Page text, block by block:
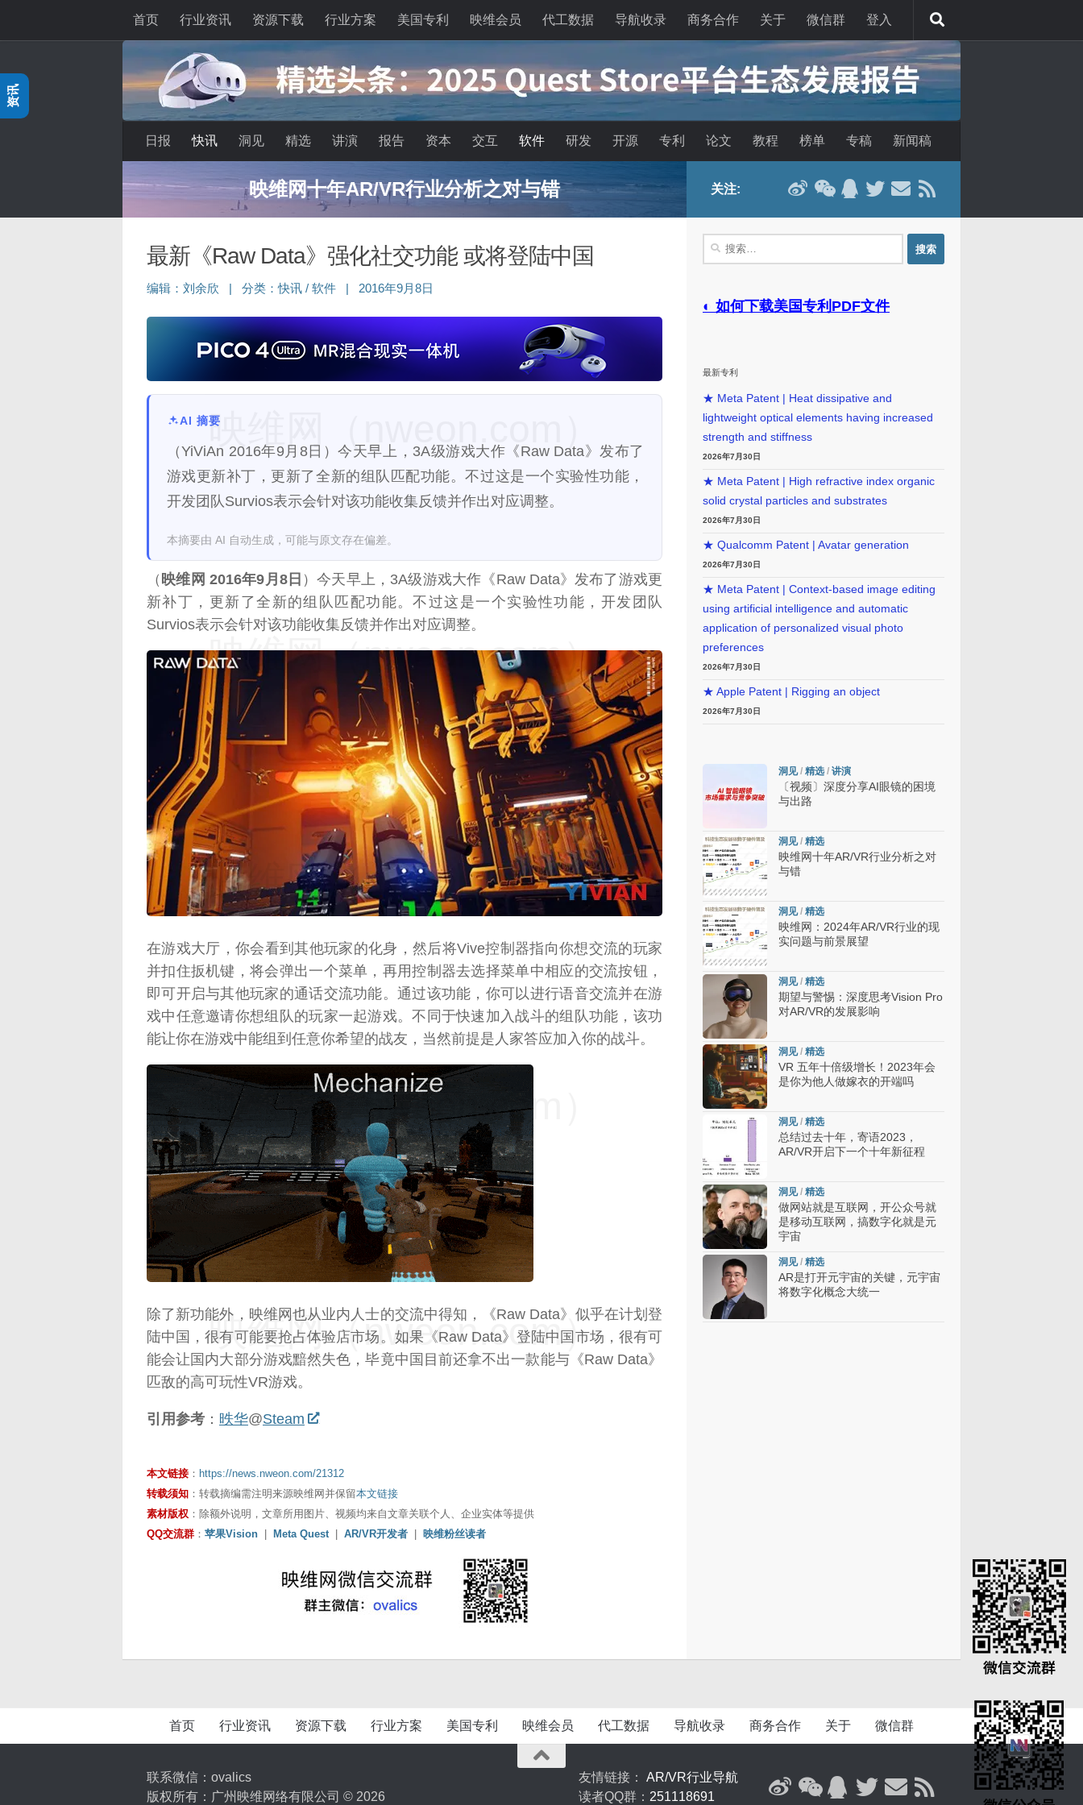
首页 行业资讯 资源下载 行业方案 美国专利 映维会员 代工数据 导航收录 商务合作 关于 微信群 登入
日报 快讯 洞见 精选 讲演 报告 资本 交互 软件 研发 开源 专利 论文 教程 榜单 专稿 新闻稿
映维网十年AR/VR行业分析之对与错
最新《Raw Data》强化社交功能 或将登陆中国
编辑： 刘余欣 分类：快讯 / 软件 2016年9月8日
AI 摘要
（YiViAn 2016年9月8日）今天早上，3A级游戏大作《Raw Data》发布了
游戏更新补丁，更新了全新的组队匹配功能。不过这是一个实验性功能，
开发团队Survios表示会针对该功能收集反馈并作出对应调整。
本摘要由 AI 自动生成，可能与原文存在偏差。
（ 映维网 2016年9月8日 ）今天早上，3A级游戏大作《Raw Data》发布了游戏更
新补丁，更新了全新的组队匹配功能。不过这是一个实验性功能，开发团队
Survios表示会针对该功能收集反馈并作出对应调整。
在游戏大厅，你会看到其他玩家的化身，然后将Vive控制器指向你想交流的玩家
并扣住扳机键，将会弹出一个菜单，再用控制器去选择菜单中相应的交流按钮，
即可开启与其他玩家的通话交流功能。通过该功能，你可以进行语音交流并在游
戏中任意邀请你想组队的玩家一起游戏。不同于快速加入战斗的组队功能，该功
能让你在游戏中能组到任意你希望的战友，当然前提是人家答应加入你的战斗。
除了新功能外，映维网也从业内人士的交流中得知，《Raw Data》似乎在计划登
陆中国，很有可能要抢占体验店市场。如果《Raw Data》登陆中国市场，很有可
能会让国内大部分游戏黯然失色，毕竟中国目前还拿不出一款能与《Raw Data》
匹敌的高可玩性VR游戏。
引用参考 ： 昳华@Steam
映维网（nweon.com）
映维网（nweon.com）
映维网（nweon.com）
映维网（nweon.com）
映维网（nweon.com）
本文链接 ： https://news.nweon.com/21312
转载须知 ：转载摘编需注明来源映维网并保留本文链接
素材版权 ：除额外说明，文章所用图片、视频均来自文章关联个人、企业实体等提供
QQ交流群 ： 苹果Vision | Meta Quest | AR/VR开发者 | 映维粉丝读者
关注:
搜
索：
◐ 如何下载美国专利PDF文件
最新专利
★ Meta Patent | Heat dissipative and
lightweight optical elements having increased
strength and stiffness
2026年7月30日
★ Meta Patent | High refractive index organic
solid crystal particles and substrates
2026年7月30日
★ Qualcomm Patent | Avatar generation
2026年7月30日
★ Meta Patent | Context-based image editing
using artificial intelligence and automatic
application of personalized visual photo
preferences
2026年7月30日
★ Apple Patent | Rigging an object
2026年7月30日
洞见/ 精选 / 讲演
〔视频〕深度分享AI眼镜的困境
与出路
洞见/ 精选
映维网十年AR/VR行业分析之对
与错
洞见/ 精选
映维网：2024年AR/VR行业的现
实问题与前景展望
洞见/ 精选
期望与警惕：深度思考Vision Pro
对AR/VR的发展影响
洞见/ 精选
VR 五年十倍级增长！2023年会
是你为他人做嫁衣的开端吗
洞见/ 精选
总结过去十年，寄语2023，
AR/VR开启下一个十年新征程
洞见/ 精选
做网站就是互联网，开公众号就
是移动互联网，搞数字化就是元
宇宙
洞见/ 精选
AR是打开元宇宙的关键，元宇宙
将数字化概念大统一
首页 行业资讯 资源下载 行业方案 美国专利 映维会员 代工数据 导航收录 商务合作 关于 微信群
联系微信：ovalics
版权所有：广州映维网络有限公司 © 2026
友情链接： AR/VR行业导航
读者QQ群： 251118691
资讯